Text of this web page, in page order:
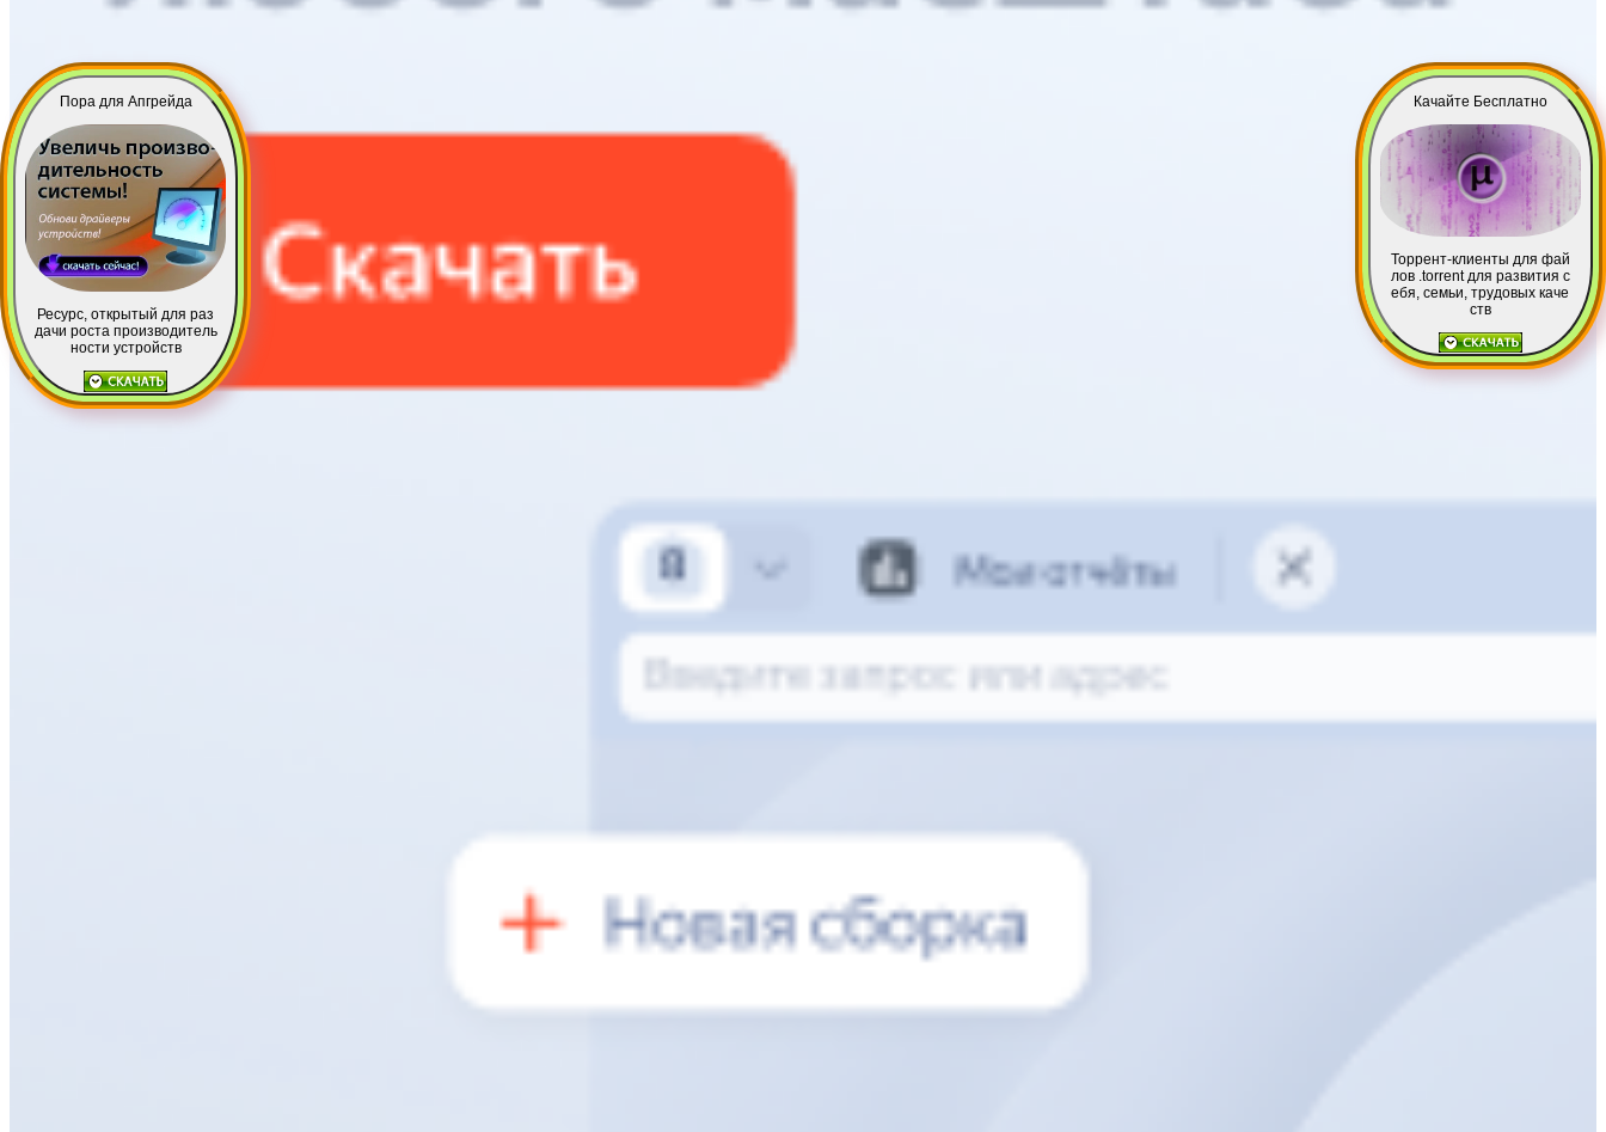
Качайте Бесплатно
Торрент-клиенты для фай
лов .torrent для развития с
ебя, семьи, трудовых каче
ств
Пора для Апгрейда
Ресурс, открытый для раз
дачи роста производитель
ности устройств